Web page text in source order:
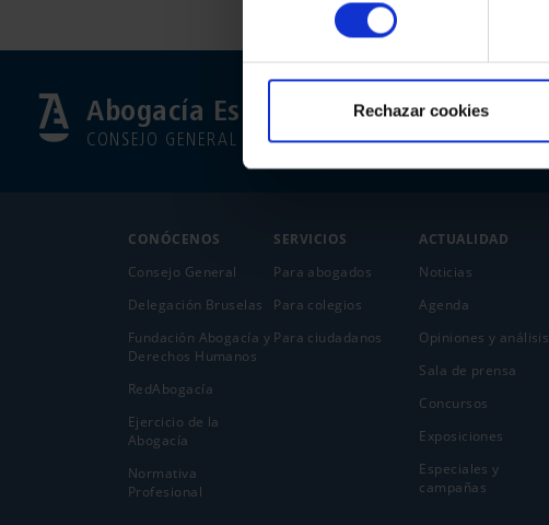
Rechazar cookies
Abogacía Española
CONSEJO GENERAL
CONÓCENOS
Consejo General
Delegación Bruselas
Fundación Abogacía y
Derechos Humanos
RedAbogacía
Ejercicio de la
Abogací­a
Normativa
Profesional
SERVICIOS
Para abogados
Para colegios
Para ciudadanos
ACTUALIDAD
Noticias
Agenda
Opiniones y análisis
Sala de prensa
Concursos
Exposiciones
Especiales y
campañas